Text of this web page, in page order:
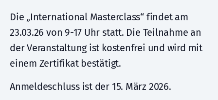
Die „International Masterclass“ findet am
23.03.26 von 9-17 Uhr statt. Die Teilnahme an
der Veranstaltung ist kostenfrei und wird mit
einem Zertifikat bestätigt.
Anmeldeschluss ist der 15. März 2026.